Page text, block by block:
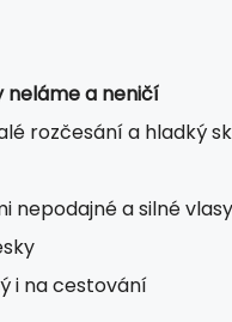
neláme a neničí
rozčesání a hladký
nepodajné a silné vlasy
i na cestování